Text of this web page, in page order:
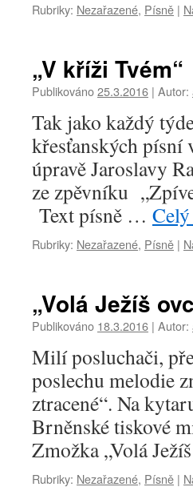
Rubriky: Nezařazené, Písně |
„V kříži Tvém“
Publikováno25.3.2016 | Autor:
Tak jako každý
křesťanských písní
úpravě Jaroslavy
ze zpěvníku
Text písně …
Rubriky: Nezařazené, Písně |
„Volá Ježíš
Publikováno 18.3.2016 | Autor:
Milí posluchači,
poslechu melodie
ztracené“. Na
Brněnské tiskové
Zmožka „Volá
Rubriky: Nezařazené, Písně |